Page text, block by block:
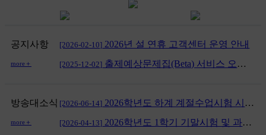
공지사항
more＋
[2026-02-10] 2026년 설 연휴 고객센터 운영 안내
[2025-12-02] 출제예상문제집(Beta) 서비스 오픈 안내
방송대소식
more＋
[2026-06-14] 2026학년도 하계 계절수업시험 시행 공고
[2026-04-13] 2026학년도 1학기 기말시험 및 과제물 시행 공고